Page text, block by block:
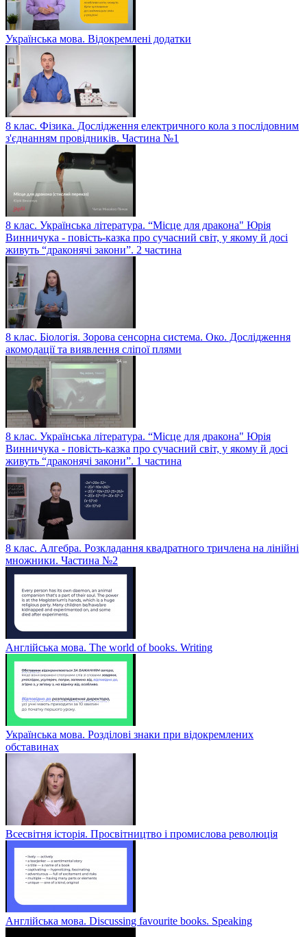
Українська мова. Відокремлені додатки
8 клас. Фізика. Дослідження електричного кола з послідовним
з'єднанням провідників. Частина №1
8 клас. Українська література. “Місце для дракона" Юрія
Винничука - повість-казка про сучасний світ, у якому й досі
живуть “драконячі закони”. 2 частина
8 клас. Біологія. Зорова сенсорна система. Око. Дослідження
акомодації та виявлення сліпої плями
8 клас. Українська література. “Місце для дракона" Юрія
Винничука - повість-казка про сучасний світ, у якому й досі
живуть “драконячі закони”. 1 частина
8 клас. Алгебра. Розкладання квадратного тричлена на лінійні
множники. Частина №2
Англійська мова. The world of books. Writing
Українська мова. Розділові знаки при відокремлених
обставинах
Всесвітня історія. Просвітництво і промислова революція
Англійська мова. Discussing favourite books. Speaking